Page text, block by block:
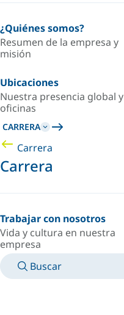
¿Quiénes somos?
Resumen de la empresa y
misión
Ubicaciones
Nuestra presencia global y
oficinas
CARRERA
Carrera
Carrera
Trabajar con nosotros
Vida y cultura en nuestra
empresa
Buscar